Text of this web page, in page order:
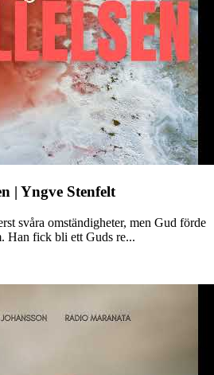
| Yngve Stenfelt
svåra omständigheter, men Gud förde
Han fick bli ett Guds re...